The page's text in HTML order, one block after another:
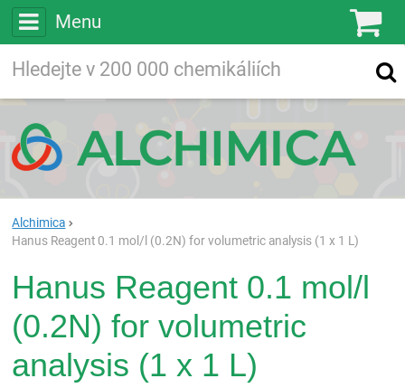
Menu
Vyhledávání
Alchimica
Hanus Reagent 0.1 mol/l (0.2N) for volumetric analysis (1 x 1 L)
Hanus Reagent 0.1 mol/l
(0.2N) for volumetric
analysis (1 x 1 L)